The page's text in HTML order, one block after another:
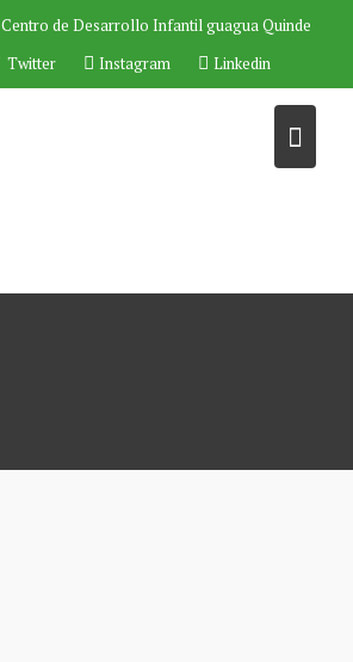
Centro de Desarrollo Infantil guagua Quinde
Twitter Instagram Linkedin